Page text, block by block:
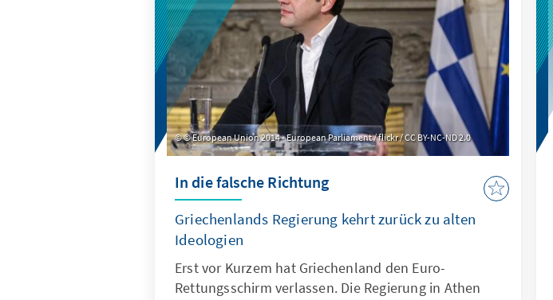
© European Union 2014 - European Parliament / flickr / CC BY-NC-ND 2.0
In die falsche Richtung
Griechenlands Regierung kehrt zurück zu alten
Ideologien
Erst vor Kurzem hat Griechenland den Euro-
Rettungsschirm verlassen. Die Regierung in Athen